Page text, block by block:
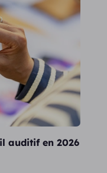
auditif en 2026